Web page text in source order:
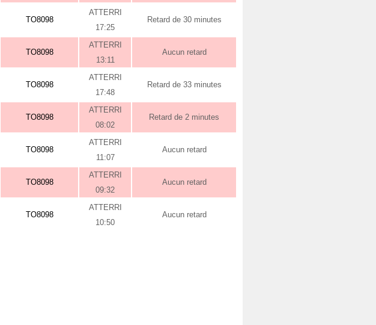
TO8098
ATTERRI
17:25
Retard de 30 minutes
TO8098
ATTERRI
13:11
Aucun retard
TO8098
ATTERRI
17:48
Retard de 33 minutes
TO8098
ATTERRI
08:02
Retard de 2 minutes
TO8098
ATTERRI
11:07
Aucun retard
TO8098
ATTERRI
09:32
Aucun retard
TO8098
ATTERRI
10:50
Aucun retard